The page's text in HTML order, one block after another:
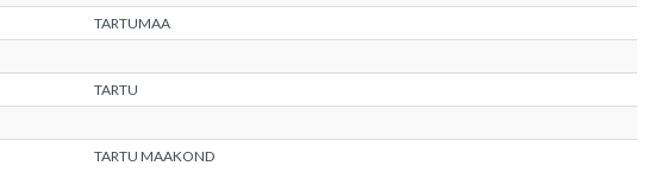
TARTUMAA
TARTU
TARTU MAAKOND